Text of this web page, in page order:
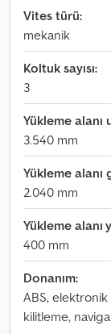
Vites türü:
mekanik
Koltuk sayısı:
3
Yükleme alanı
3.540 mm
Yükleme alanı
2.040 mm
Yükleme alanı
400 mm
Donanım:
ABS, elektronik
kilitleme,